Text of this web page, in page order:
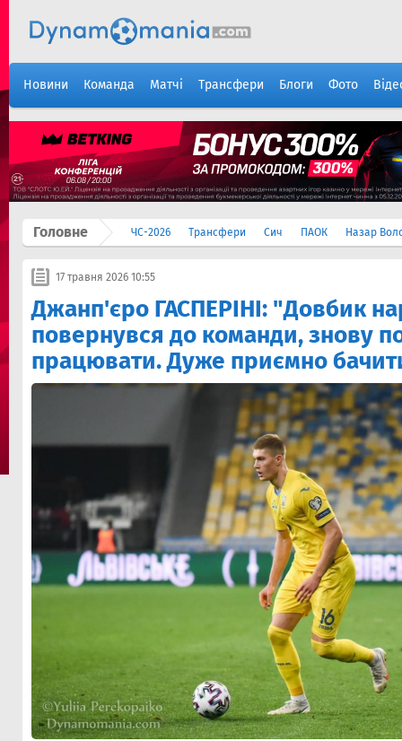
Новини Команда Матчі Трансфери Блоги Фото
Головне ЧС-2026 Трансфери Сич ПАОК Назар
17 травня 2026 10:55
Джанп'єро ГАСПЕРІНІ: "Довбик
повернувся до команди, знову
працювати. Дуже приємно